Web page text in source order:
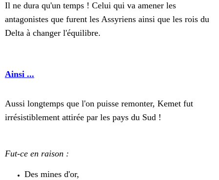
Il ne dura qu'un temps ! Celui qui va amener les
antagonistes que furent les Assyriens ainsi que les rois du
Delta à changer l'équilibre.
Ainsi ...
Aussi longtemps que l'on puisse remonter, Kemet fut
irrésistiblement attirée par les pays du Sud !
Fut-ce en raison :
Des mines d'or,